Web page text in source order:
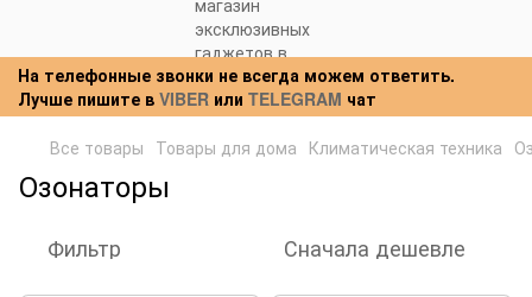
На телефонные звонки не всегда можем ответить.
Лучше пишите в VIBER или TELEGRAM чат
Все товары Товары для дома Климатическая техника
Озонаторы
Фильтр Сначала дешевле